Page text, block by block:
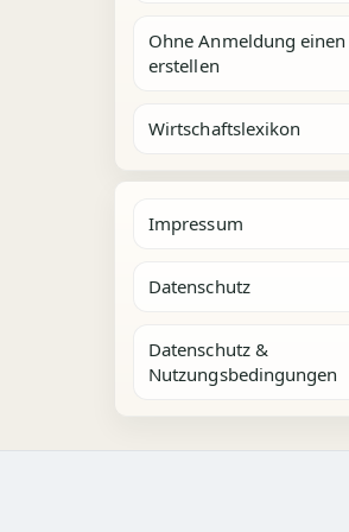
Ohne Anmeldung
erstellen
Wirtschaftslexikon
Impressum
Datenschutz
Datenschutz &
Nutzungsbedingungen